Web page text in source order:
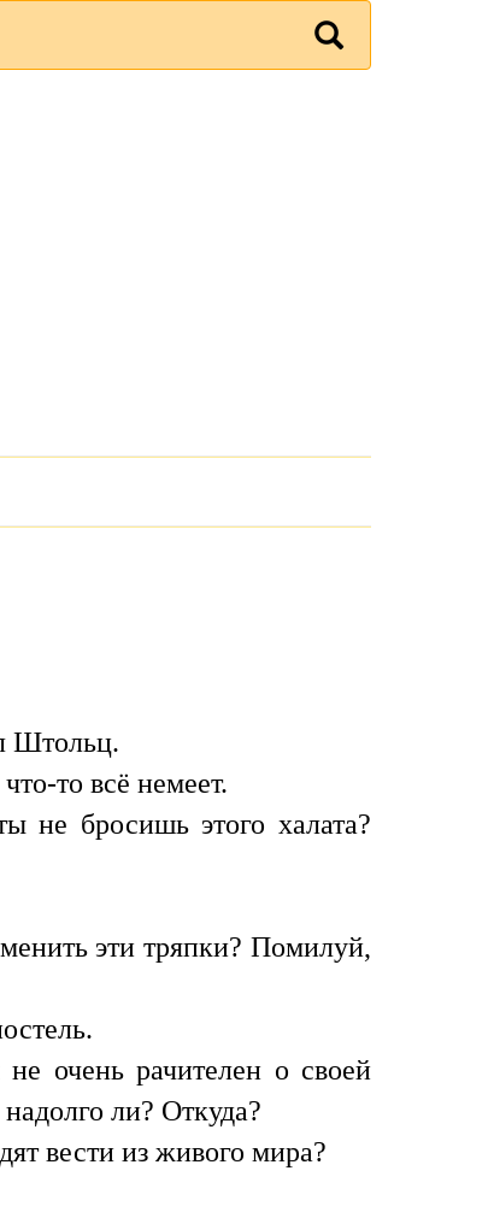
Штольц.
то всё немеет.
не бросишь этого халата?
эти тряпки? Помилуй,
очень рачителен о своей
ли? Откуда?
вести из живого мира?